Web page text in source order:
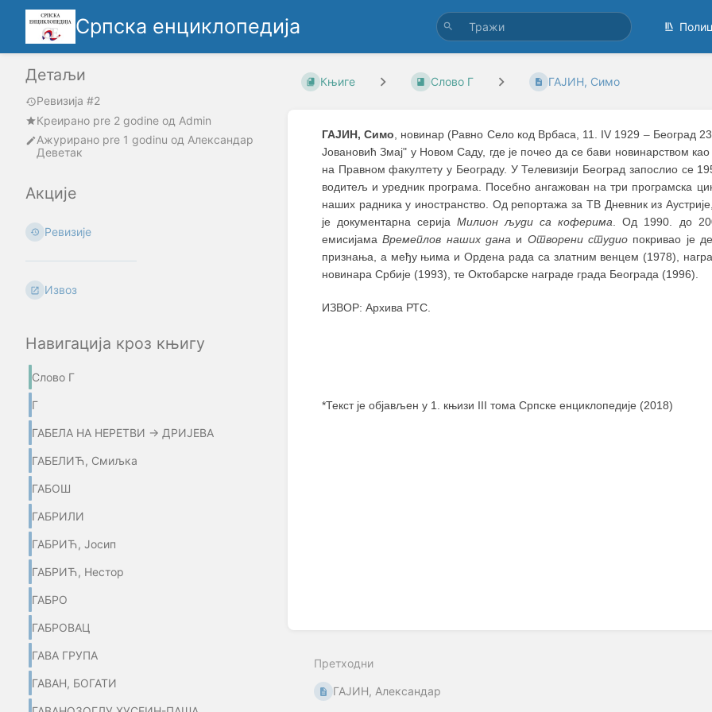
Српска енциклопедија
Детаљи
Ревизија #2
Креирано pre 2 godine oд Admin
Ажурирано pre 1 godinu од Александар
Деветак
Акције
Ревизије
Извоз
Навигација кроз књигу
Слово Г
Г
ГАБЕЛА НА НЕРЕТВИ → ДРИЈЕВА
ГАБЕЛИЋ, Смиљка
ГАБОШ
ГАБРИЛИ
ГАБРИЋ, Јосип
ГАБРИЋ, Нестор
ГАБРО
ГАБРОВАЦ
ГАВА ГРУПА
ГАВАН, БОГАТИ
Књиге Слово Г ГАЈИН, Симо
ГАЈИН, Симо, новинар (Равно Село код Врбаса, 11. IV 1929 –Београд
Јовановић Змај" у Новом Саду, где је почео да се бави новинарством као
на Правном факултету у Београду. У Телевизији Београд запослио се
водитељ и уредник програма. Посебно ангажован на три програмска
наших радника у иностранство. Од репортажа за ТВ Дневник из
је документарна серијаМилион људи са коферима. Oд 1990. дo
емисијамаВремеплов наших дана и Отворени студио покривао је
признања, а међу њима и Ордена рада са златним венцем (1978),
новинара Србије (1993), те Октобарске награде града Београда (1996).
ИЗВОР: Архива РТС.
*Текст је објављен у 1. књизи III тома Српске енциклопедије (2018)
Претходни
ГАЈИН, Александар